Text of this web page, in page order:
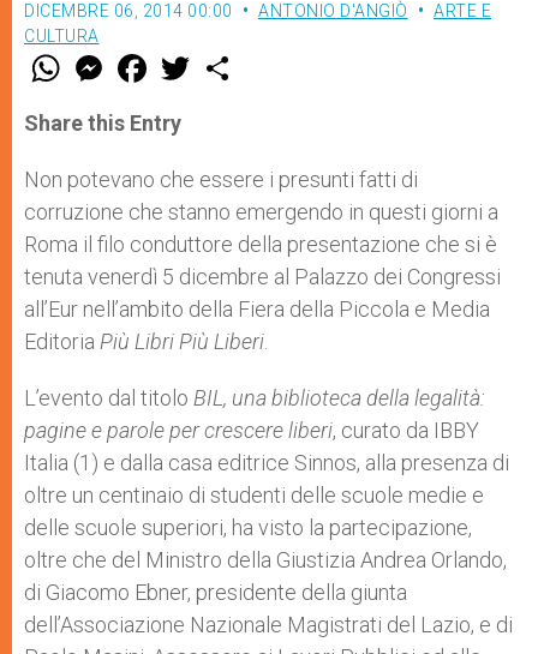
DICEMBRE 06, 2014 00:00 ANTONIO D'ANGIÒ
ARTE E
CULTURA
W
t
s
p
p
M
e
s
e
g
e
r
F
a
e
b
o
k
w
r
Share this Entry
Non potevano che essere i presunti fatti di
corruzione che stanno emergendo in questi giorni a
Roma il filo conduttore della presentazione che si è
tenuta venerdì 5 dicembre al Palazzo dei Congressi
all’Eur nell’ambito della Fiera della Piccola e Media
Editoria Più Libri Più Liberi
L’evento dal titolo BIL, una biblioteca della legalità:
pagine e parole per crescere liberi, curato da IBBY
Italia (1) e dalla casa editrice Sinnos, alla presenza di
oltre un centinaio di studenti delle scuole medie e
delle scuole superiori, ha visto la partecipazione,
oltre che del Ministro della Giustizia Andrea Orlando,
di Giacomo Ebner, presidente della giunta
dell’Associazione Nazionale Magistrati del Lazio, e di